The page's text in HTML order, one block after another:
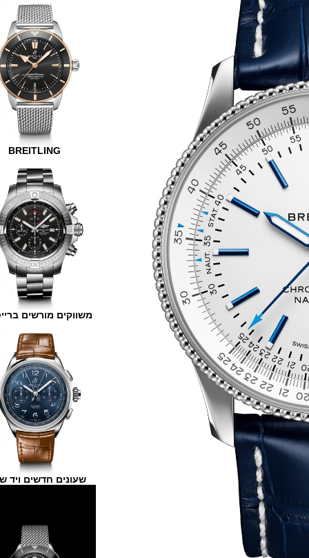
BREITLING
משווקים מורשים ברייטלינג
שעונים חדשים ויד שנייה